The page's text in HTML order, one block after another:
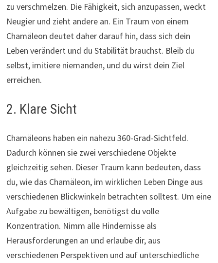
zu verschmelzen. Die Fähigkeit, sich anzupassen, weckt
Neugier und zieht andere an. Ein Traum von einem
Chamäleon deutet daher darauf hin, dass sich dein
Leben verändert und du Stabilität brauchst. Bleib du
selbst, imitiere niemanden, und du wirst dein Ziel
erreichen.
2. Klare Sicht
Chamäleons haben ein nahezu 360-Grad-Sichtfeld.
Dadurch können sie zwei verschiedene Objekte
gleichzeitig sehen. Dieser Traum kann bedeuten, dass
du, wie das Chamäleon, im wirklichen Leben Dinge aus
verschiedenen Blickwinkeln betrachten solltest. Um eine
Aufgabe zu bewältigen, benötigst du volle
Konzentration. Nimm alle Hindernisse als
Herausforderungen an und erlaube dir, aus
verschiedenen Perspektiven und auf unterschiedliche